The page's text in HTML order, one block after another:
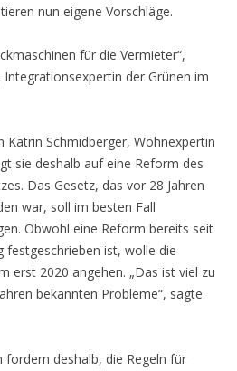
nun eigene Vorschläge.
für die Vermieter“,
Integrationsexpertin der Grünen im
Katrin Schmidberger, Wohnexpertin
sie deshalb auf eine Reform des
Das Gesetz, das vor 28 Jahren
war, soll im besten Fall
Obwohl eine Reform bereits seit
festgeschrieben ist, wolle die
erst 2020 angehen. „Das ist viel zu
bekannten Probleme“, sagte
fordern deshalb, die Regeln für